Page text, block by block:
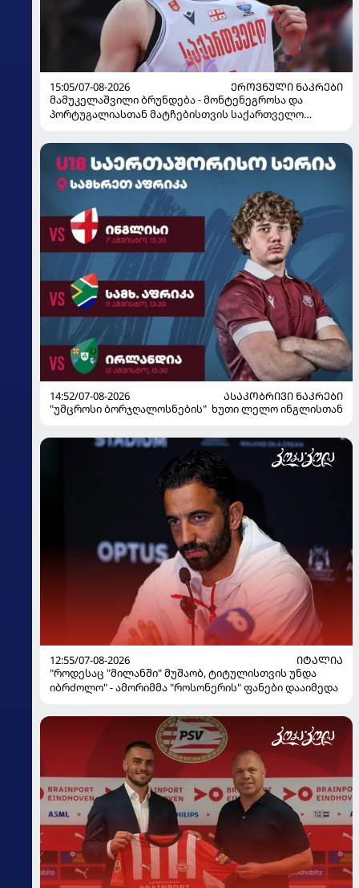
15:05/07-08-2026
ᲔᲠᲝᲕᲜᲣᲚᲘ ᲜᲐᲙᲠᲔᲑᲘ
მამუკელაშვილი ბრუნდება - მონტენეგროსა და
პორტუგალიასთან მატჩებისთვის საქართველო
14:52/07-08-2026
ᲐᲡᲐᲙᲝᲑᲠᲘᲕᲘ ᲜᲐᲙᲠᲔᲑᲘ
"უმცროსი ბორჯღალოსნების" ხუთი ლელო ინგლისთან
12:55/07-08-2026
ᲘᲢᲐᲚᲘᲐ
"როდესაც "მილანში" მუშაობ, ტიტულისთვის უნდა
იბრძოლო" - ამორიმმა "როსონერის" ფანები დააიმედა